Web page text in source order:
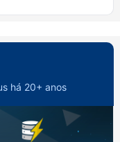
há 20+ anos